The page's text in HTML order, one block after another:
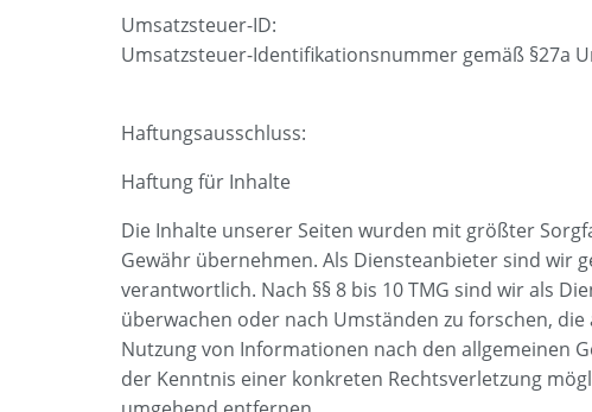
Umsatzsteuer-ID:
Umsatzsteuer-Identifikationsnummer gemäß §27a
Haftungsausschluss:
Haftung für Inhalte
Die Inhalte unserer Seiten wurden mit größter
Gewähr übernehmen. Als Diensteanbieter sind wir
verantwortlich. Nach §§ 8 bis 10 TMG sind wir als
überwachen oder nach Umständen zu forschen,
Nutzung von Informationen nach den allgemeinen
der Kenntnis einer konkreten Rechtsverletzung